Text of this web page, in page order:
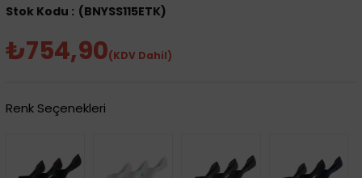
(BNYSS115ETK)
₺754,90(KDV Dahil)
Renk Seçenekleri